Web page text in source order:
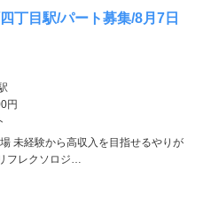
丁目駅/パート募集/8月7日
円
未経験から高収入を目指せるやりが
フレクソロジ…